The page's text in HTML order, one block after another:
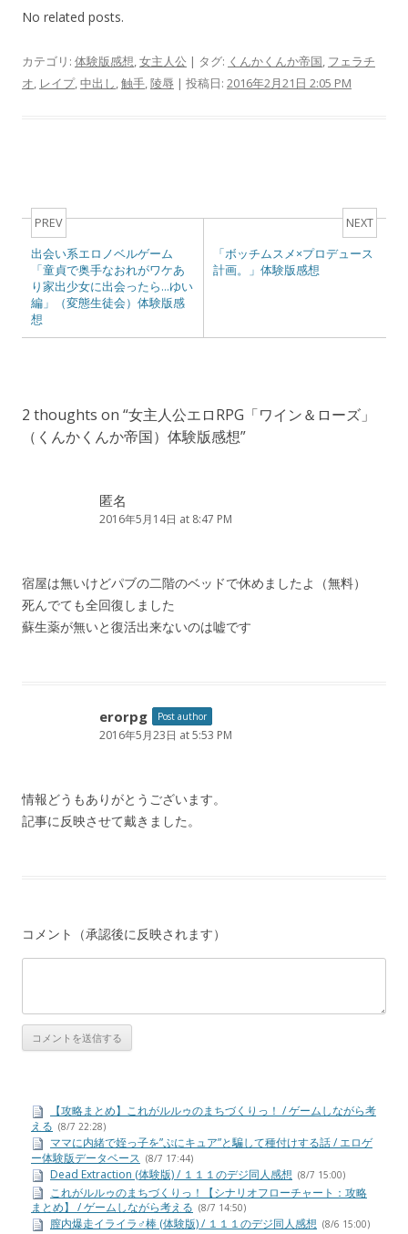
No related posts.
カテゴリ: 体験版感想,女主人公 | タグ: くんかくんか帝国, フェラチ
オ, レイプ,中出し,触手,陵辱 | 投稿日: 2016年2月21日 2:05 PM
PREV
出会い系エロノベルゲーム
「童貞で奥手なおれがワケあ
り家出少女に出会ったら…ゆい
編」（変態生徒会）体験版感
想
NEXT
「ボッチムスメ×プロデュース
計画。」体験版感想
2 thoughts on “女主人公エロRPG「ワイン＆ローズ」
（くんかくんか帝国）体験版感想”
匿名
2016年5月14日 at 8:47 PM
宿屋は無いけどパブの二階のベッドで休めましたよ（無料）
死んでても全回復しました
蘇生薬が無いと復活出来ないのは嘘です
erorpg Post author
2016年5月23日 at 5:53 PM
情報どうもありがとうございます。
記事に反映させて戴きました。
コメント（承認後に反映されます）
【攻略まとめ】これがルルゥのまちづくりっ！ / ゲームしながら考
える (8/7 22:28)
ママに内緒で姪っ子を”ぷにキュア”と騙して種付けする話 / エロゲ
ー体験版データベース (8/7 17:44)
Dead Extraction (体験版) / １１１のデジ同人感想 (8/7 15:00)
これがルルゥのまちづくりっ！【シナリオフローチャート：攻略
まとめ】 / ゲームしながら考える (8/7 14:50)
膣内爆走イライラ♂棒 (体験版) / １１１のデジ同人感想 (8/6 15:00)